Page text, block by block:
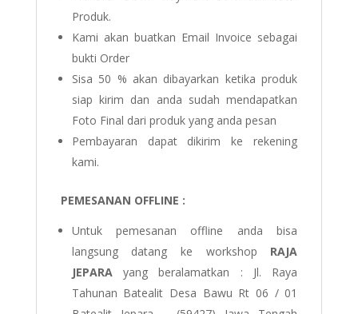
Produk.
Kami akan buatkan Email Invoice sebagai
bukti Order
Sisa 50 % akan dibayarkan ketika produk
siap kirim dan anda sudah mendapatkan
Foto Final dari produk yang anda pesan
Pembayaran dapat dikirim ke rekening
kami.
PEMESANAN OFFLINE :
Untuk pemesanan offline anda bisa
langsung datang ke workshop RAJA
JEPARAyang beralamatkan :
Jl. Raya
Tahunan Batealit Desa Bawu Rt 06 / 01